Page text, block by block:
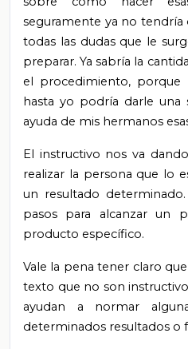
seguramente ya no
todas las dudas que le
preparar. Ya sabría la
el procedimiento,
hasta yo podría darle una
ayuda de mis hermanos
El instructivo nos va
realizar la persona que lo
un resultado
pasos para alcanzar un
producto específico.
Vale la pena tener claro
texto que no son
ayudan a normar
determinados resultados o